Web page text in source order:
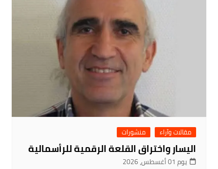
مقالات وآراء منشورات
اليسار واختراق القلعة الرقمية للرأسمالية
يوم 01 أغسطس، 2026